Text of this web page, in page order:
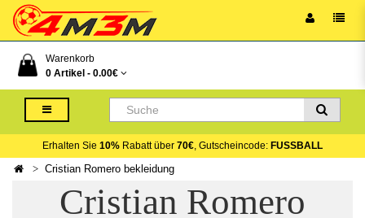
Warenkorb
0 Artikel - 0.00€
Erhalten Sie 10% Rabatt über 70€, Gutscheincode: FUSSBALL
Cristian Romero bekleidung
Cristian Romero